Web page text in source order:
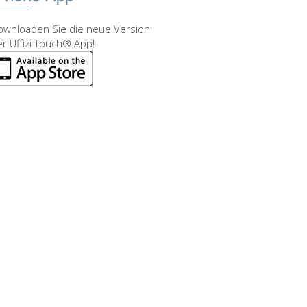
Sie die neue Version
Uffizi Touch® App!